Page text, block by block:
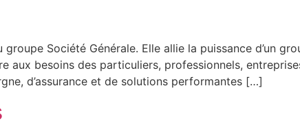
Société Générale. Elle allie la puissance d’un
aux besoins des particuliers, professionnels,
d’assurance et de solutions performantes […]